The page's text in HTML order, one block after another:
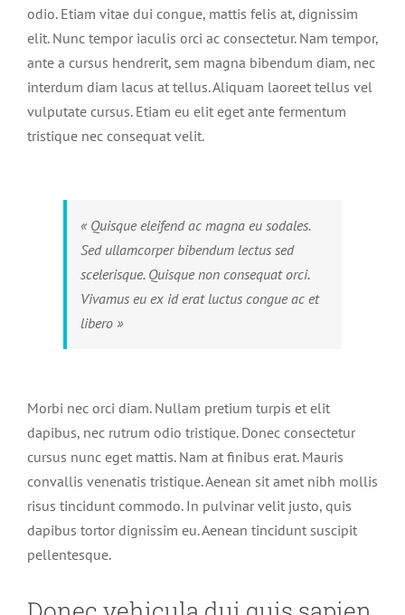
odio. Etiam vitae dui congue, mattis felis at, dignissim
elit. Nunc tempor iaculis orci ac consectetur. Nam tempor,
ante a cursus hendrerit, sem magna bibendum diam, nec
interdum diam lacus at tellus. Aliquam laoreet tellus vel
vulputate cursus. Etiam eu elit eget ante fermentum
tristique nec consequat velit.
« Quisque eleifend ac magna eu sodales.
Sed ullamcorper bibendum lectus sed
scelerisque. Quisque non consequat orci.
Vivamus eu ex id erat luctus congue ac et
libero »
Morbi nec orci diam. Nullam pretium turpis et elit
dapibus, nec rutrum odio tristique. Donec consectetur
cursus nunc eget mattis. Nam at finibus erat. Mauris
convallis venenatis tristique. Aenean sit amet nibh mollis
risus tincidunt commodo. In pulvinar velit justo, quis
dapibus tortor dignissim eu. Aenean tincidunt suscipit
pellentesque.